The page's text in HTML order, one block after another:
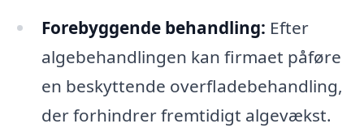
Forebyggende behandling: Efter
algebehandlingen kan firmaet påføre
en beskyttende overfladebehandling,
der forhindrer fremtidigt algevækst.